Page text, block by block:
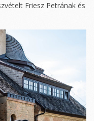
Friesz Petrának és